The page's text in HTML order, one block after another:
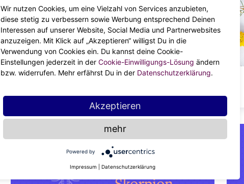
DEIN HOROSKOP
Wochenhoroskop Skorpion
Wir nutzen Cookies, um eine Vielzahl von Services anzubieten,
diese stetig zu verbessern sowie Werbung entsprechend Deinen
Interessen auf unserer Website, Social Media und Partnerwebsites
anzuzeigen. Mit Klick auf „Akzeptieren“ willigst Du in die
Verwendung von Cookies ein. Du kannst deine Cookie-
Einstellungen jederzeit in der Cookie-Einwilligungs-Lösung ändern
bzw. widerrufen. Mehr erfährst Du in der Datenschutzerklärung.
Akzeptieren
mehr
Powered by
Impressum Datenschutzerklärung